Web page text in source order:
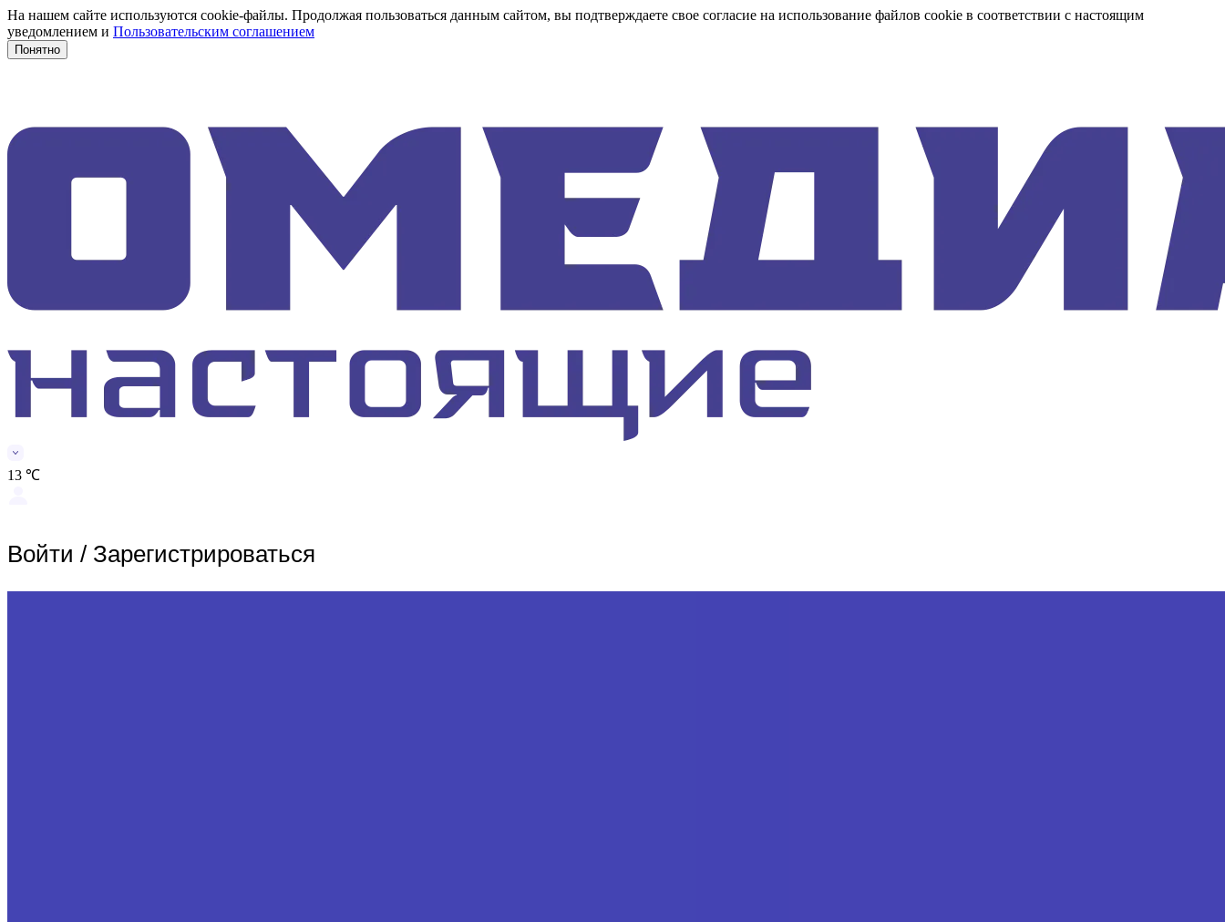
На нашем сайте используются cookie-файлы. Продолжая пользоваться данным сайтом, вы подтверждаете свое согласие на использование файлов cookie в соответствии с настоящим
уведомлением и Пользовательским соглашением
Понятно
13 ℃
Войти / Зарегистрироваться